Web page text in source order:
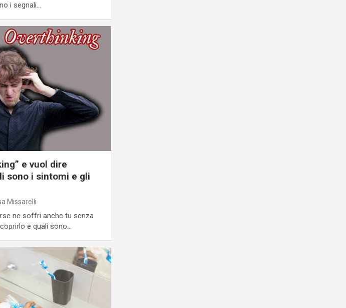
i segnali…
e vuol dire
sono i sintomi e gli
Missarelli
ne soffri anche tu senza
e quali sono…